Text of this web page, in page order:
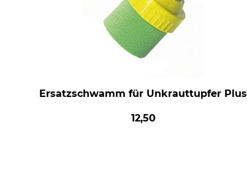
Ersatzschwamm für Unkrauttupfer Plus
12,50